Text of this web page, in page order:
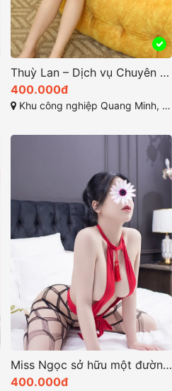
Thuỳ Lan – Dịch vụ Chuyên Nghiệp tại KCN Mê Linh Hà Nội
400.000đ
Khu công nghiệp Quang Minh, Quang Minh, Mê Linh, Hà Nội
Miss Ngọc sở hữu một đường nét quyến rũ
400.000đ